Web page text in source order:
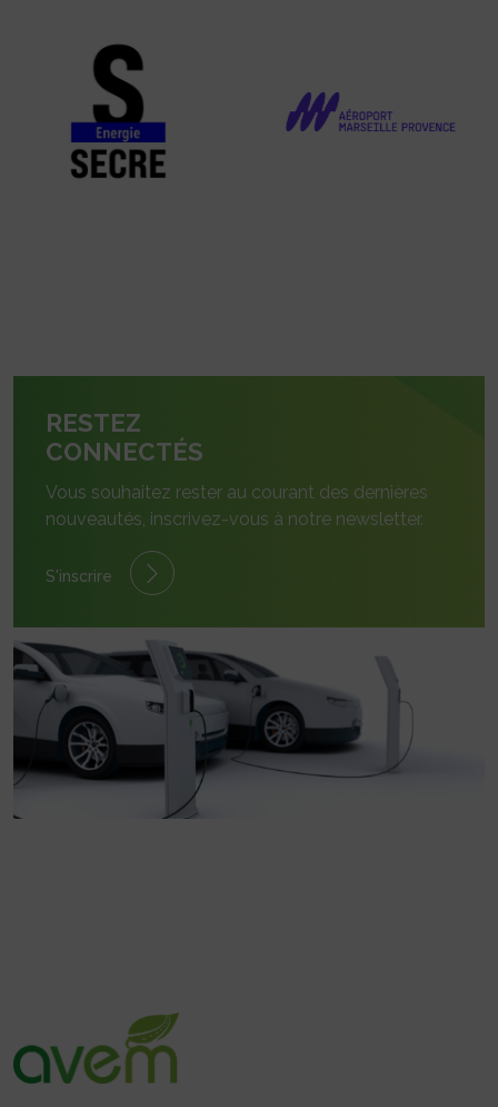
RESTEZ
CONNECTÉS
Vous souhaitez rester au courant des dernières
nouveautés, inscrivez-vous à notre newsletter.
S'inscrire